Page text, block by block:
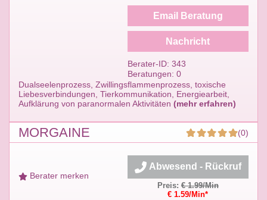
Dualseelenprozess, Zwillingsflammenprozess, toxische
Liebesverbindungen, Tierkommunikation, Energiearbeit,
Aufklärung von paranormalen Aktivitäten (mehr erfahren)
Email Beratung
Nachricht
Berater-ID: 343
Beratungen: 0
MORGAINE (0)
Berater merken
Abwesend - Rückruf
Preis:€ 1.99/Min
€ 1.59/Min*